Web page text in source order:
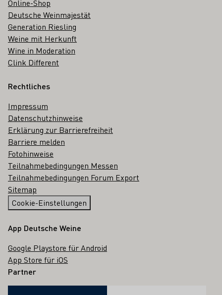
Online-Shop
Deutsche Weinmajestät
Generation Riesling
Weine mit Herkunft
Wine in Moderation
Clink Different
Rechtliches
Impressum
Datenschutzhinweise
Erklärung zur Barrierefreiheit
Barriere melden
Fotohinweise
Teilnahmebedingungen Messen
Teilnahmebedingungen Forum Export
Sitemap
Cookie-Einstellungen
App Deutsche Weine
Google Playstore für Android
App Store für iOS
Partner